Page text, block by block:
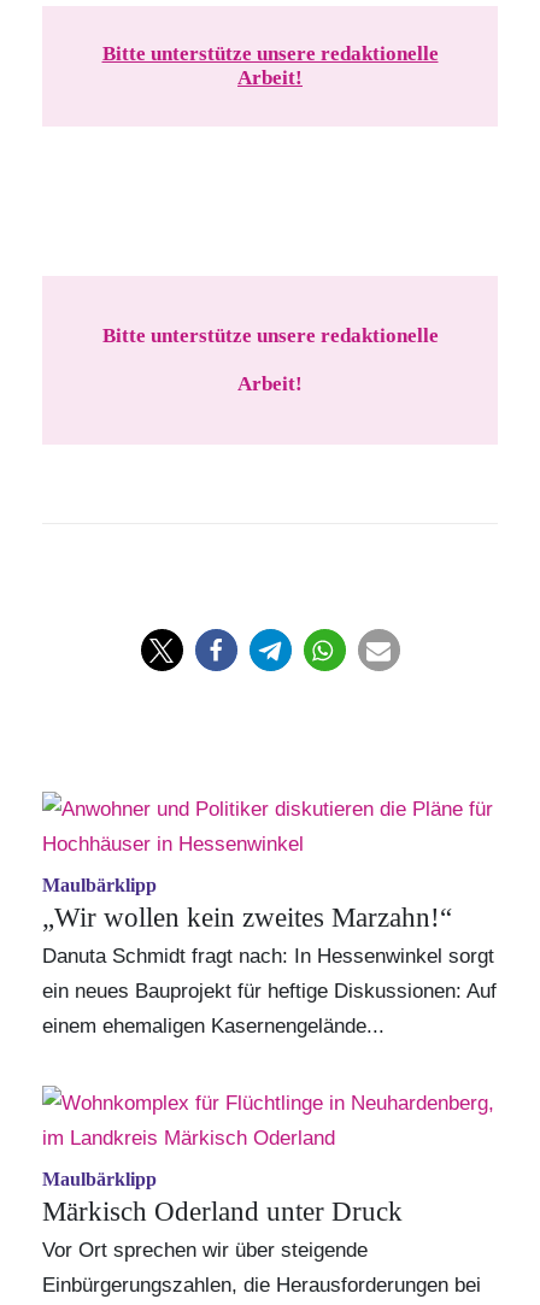
Bitte unterstütze unsere redaktionelle
Arbeit!
Bitte unterstütze unsere redaktionelle
Arbeit!
Maulbärklipp
„Wir wollen kein zweites Marzahn!“
Danuta Schmidt fragt nach: In Hessenwinkel sorgt
ein neues Bauprojekt für heftige Diskussionen: Auf
einem ehemaligen Kasernengelände...
Maulbärklipp
Märkisch Oderland unter Druck
Vor Ort sprechen wir über steigende
Einbürgerungszahlen, die Herausforderungen bei